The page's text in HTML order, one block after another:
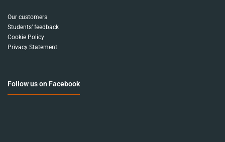
Our customers
Students’ feedback
Cookie Policy
Privacy Statement
Follow us on Facebook